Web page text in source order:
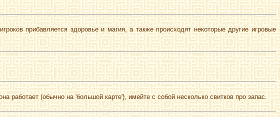
прибавляется здоровье и магия, а также происходят некоторые другие игровые
работает (обычно на 'большой карте'), имейте с собой несколько свитков про запас.